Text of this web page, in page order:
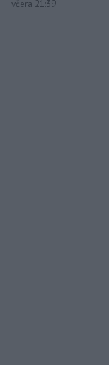
včera 21:39